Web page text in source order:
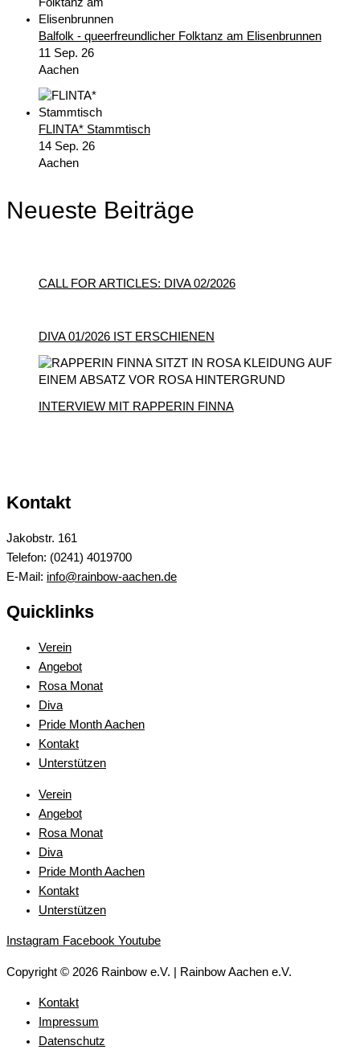
Balfolk - queerfreundlicher Folktanz am Elisenbrunnen
11 Sep. 26
Aachen
FLINTA* Stammtisch
14 Sep. 26
Aachen
Neueste Beiträge
CALL FOR ARTICLES: DIVA 02/2026
DIVA 01/2026 IST ERSCHIENEN
INTERVIEW MIT RAPPERIN FINNA
Kontakt
Jakobstr. 161
Telefon: (0241) 4019700
E-Mail: info@rainbow-aachen.de
Quicklinks
Verein
Angebot
Rosa Monat
Diva
Pride Month Aachen
Kontakt
Unterstützen
Verein
Angebot
Rosa Monat
Diva
Pride Month Aachen
Kontakt
Unterstützen
Instagram Facebook Youtube
Copyright © 2026 Rainbow e.V. | Rainbow Aachen e.V.
Kontakt
Impressum
Datenschutz